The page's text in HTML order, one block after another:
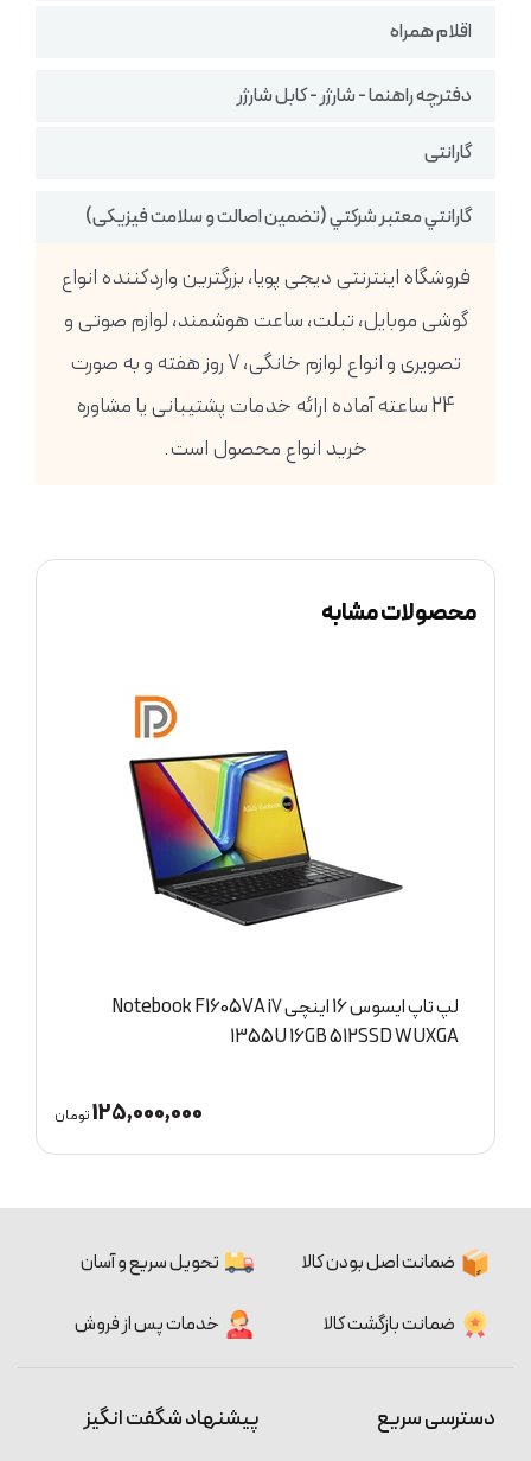
اقلام همراه
دفترچه راهنما - شارژر - کابل شارژر
گارانتی
گارانتي معتبر شركتي (تضمين اصالت و سلامت فیزیکی)
فروشگاه اینترنتی دیجی پویا، بزرگترین واردکننده انواع
گوشی موبایل، تبلت، ساعت هوشمند، لوازم صوتی و
تصویری و انواع لوازم خانگی، 7 روز هفته و به صورت
24 ساعته آماده ارائه خدمات پشتیبانی یا مشاوره
خرید انواع محصول است.
محصولات مشابه
لپ تاپ ایسوس 16 اینچی Notebook F1605VA i7
1355U 16GB 512SSD WUXGA
125,000,000تومان
ضمانت اصل بودن کالا تحویل سریع و آسان
ضمانت بازگشت کالا خدمات پس از فروش
دسترسی سریع پیشنهاد شگفت انگیز